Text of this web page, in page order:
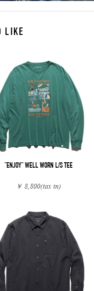
LIKE
"ENJOY" WELL WORN L/S TEE
￥ 8,800(tax in)